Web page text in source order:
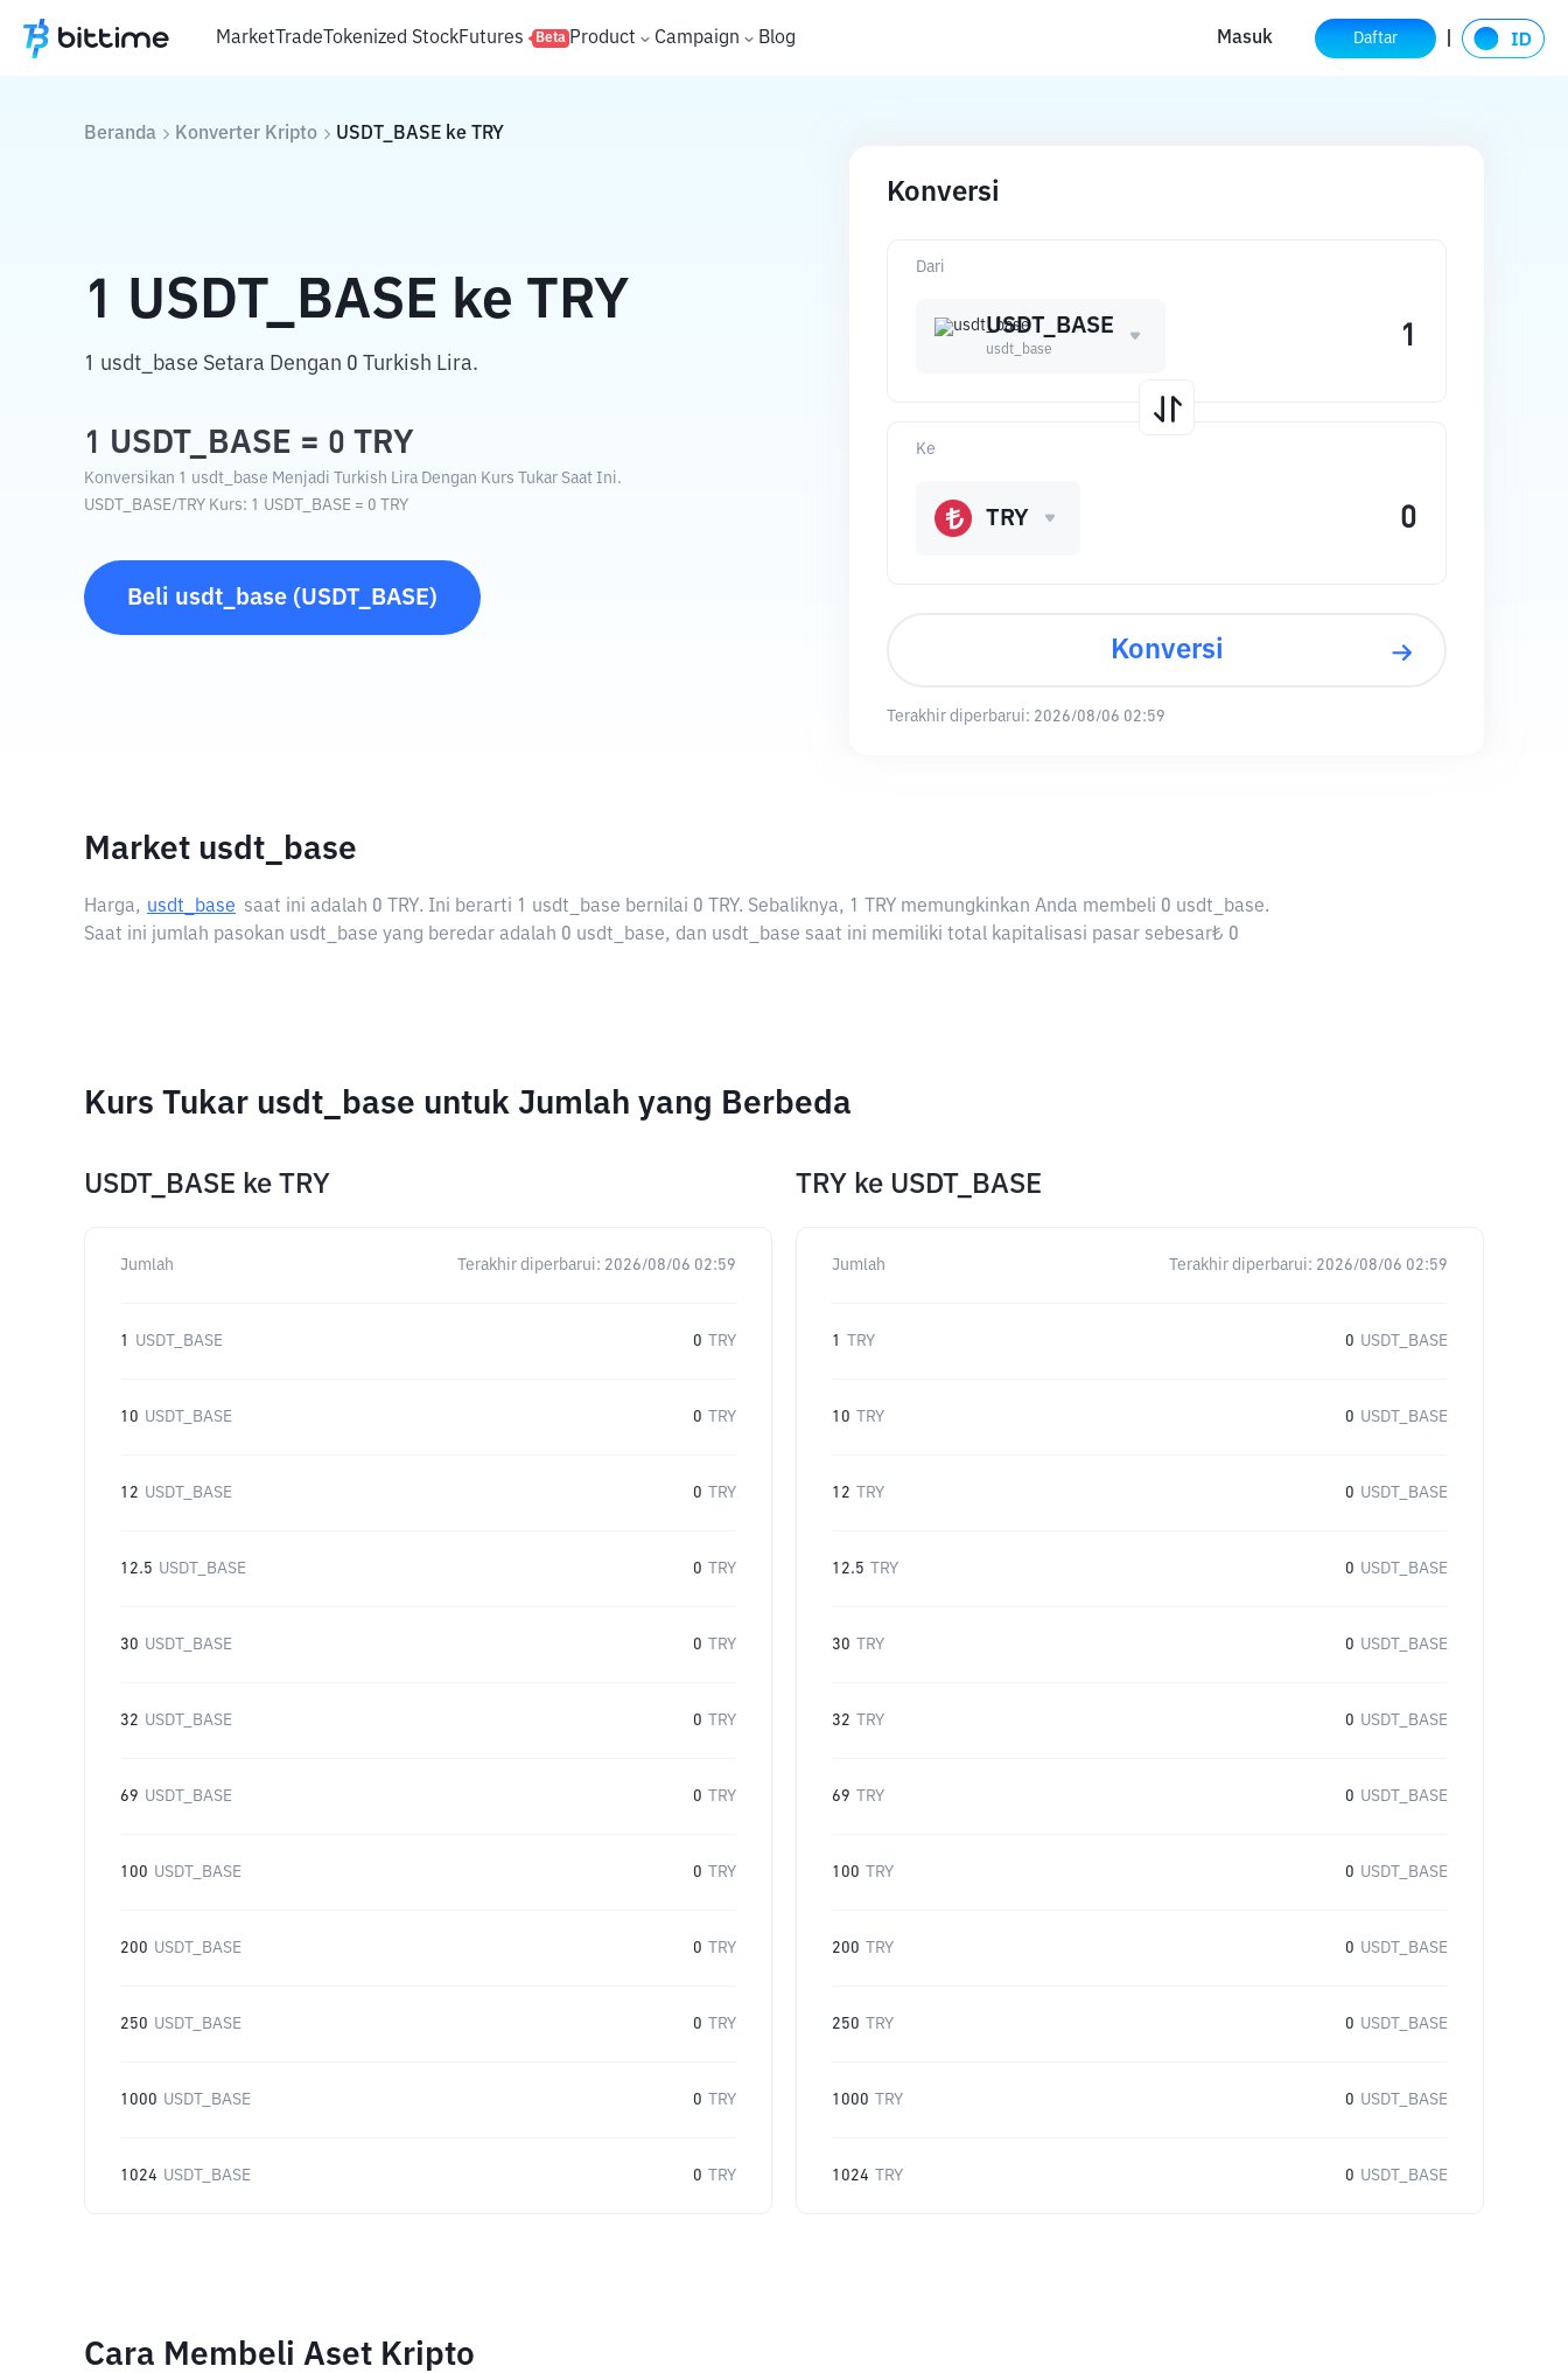
MarketTradeTokenized StockFutures Beta Product Campaign Blog Masuk Daftar
Beranda Konverter Kripto USDT_BASE ke TRY
1 USDT_BASE ke TRY
1 usdt_base Setara Dengan 0 Turkish Lira.
1 USDT_BASE = 0 TRY
Konversikan 1 usdt_base Menjadi Turkish Lira Dengan Kurs Tukar Saat Ini.
USDT_BASE/ TRY Kurs: 1 USDT_BASE = 0 TRY
Beli usdt_base (USDT_BASE)
Konversi
Dari
USDT_BASE
usdt_base
Ke
TRY
Konversi
Terakhir diperbarui: 2026/08/06 02:59
Market usdt_base
Harga, usdt_base saat ini adalah 0 TRY. Ini berarti 1 usdt_base bernilai 0 TRY. Sebaliknya, 1 TRY memungkinkan Anda membeli 0 usdt_base.
Saat ini jumlah pasokan usdt_base yang beredar adalah 0 usdt_base, dan usdt_base saat ini memiliki total kapitalisasi pasar sebesar₺ 0
Kurs Tukar usdt_base untuk Jumlah yang Berbeda
USDT_BASE ke TRY
Jumlah Terakhir diperbarui: 2026/08/06 02:59
1 USDT_BASE 0 TRY
10 USDT_BASE 0 TRY
12 USDT_BASE 0 TRY
12.5 USDT_BASE 0 TRY
30 USDT_BASE 0 TRY
32 USDT_BASE 0 TRY
69 USDT_BASE 0 TRY
100 USDT_BASE 0 TRY
200 USDT_BASE 0 TRY
250 USDT_BASE 0 TRY
1000 USDT_BASE 0 TRY
1024 USDT_BASE 0 TRY
TRY ke USDT_BASE
Jumlah Terakhir diperbarui: 2026/08/06 02:59
1 TRY 0 USDT_BASE
10 TRY 0 USDT_BASE
12 TRY 0 USDT_BASE
12.5 TRY 0 USDT_BASE
30 TRY 0 USDT_BASE
32 TRY 0 USDT_BASE
69 TRY 0 USDT_BASE
100 TRY 0 USDT_BASE
200 TRY 0 USDT_BASE
250 TRY 0 USDT_BASE
1000 TRY 0 USDT_BASE
1024 TRY 0 USDT_BASE
Cara Membeli Aset Kripto